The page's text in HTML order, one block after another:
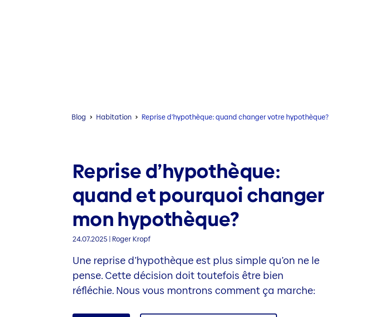
Blog Habitation Reprise d’hypothèque: quand changer votre hypothèque?
Reprise d’hypothèque:
quand et pourquoi changer
mon hypothèque?
24.07.2025 | Roger Kropf
Une reprise d’hypothèque est plus simple qu’on ne le
pense. Cette décision doit toutefois être bien
réfléchie. Nous vous montrons comment ça marche: